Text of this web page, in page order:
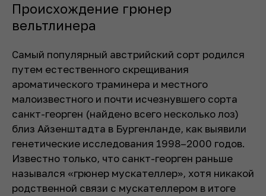
Происхождение грюнер
вельтлинера
Самый популярный австрийский сорт родился
путем естественного скрещивания
ароматического траминера и местного
малоизвестного и почти исчезнувшего сорта
санкт-георген (найдено всего несколько лоз)
близ Айзенштадта в Бургенланде, как выявили
генетические исследования 1998–2000 годов.
Известно только, что санкт-георген раньше
назывался «грюнер мускателлер», хотя никакой
родственной связи с мускателлером в итоге